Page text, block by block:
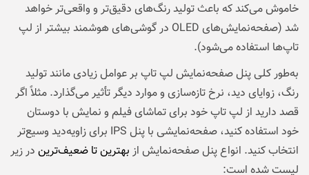
خاموش می‌کند که باعث تولید رنگ‌های دقیق‌تر و واقعی‌تر خواهد
شد (صفحه‌نمایش‌های OLED در گوشی‌های هوشمند بیشتر از لپ
تاپ‌ها استفاده می‌شود).
به‌طور کلی پنل صفحه‌نمایش لپ تاپ بر عوامل زیادی مانند تولید
رنگ، زوایای دید، نرخ تازه‌سازی و موارد دیگر تأثیر می‌گذارد. مثلاً اگر
قصد دارید از لپ تاپ خود برای تماشای فیلم و نمایش با دوستان
خود استفاده کنید، صفحه‌نمایشی با پنل IPS برای زاویه‌دید وسیع‌تر
انتخاب کنید. انواع پنل صفحه‌نمایش از بهترین تا ضعیف‌ترین در زیر
لیست شده است: